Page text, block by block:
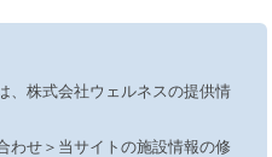
、株式会社ウェルネスの提供情
わせ＞当サイトの施設情報の修